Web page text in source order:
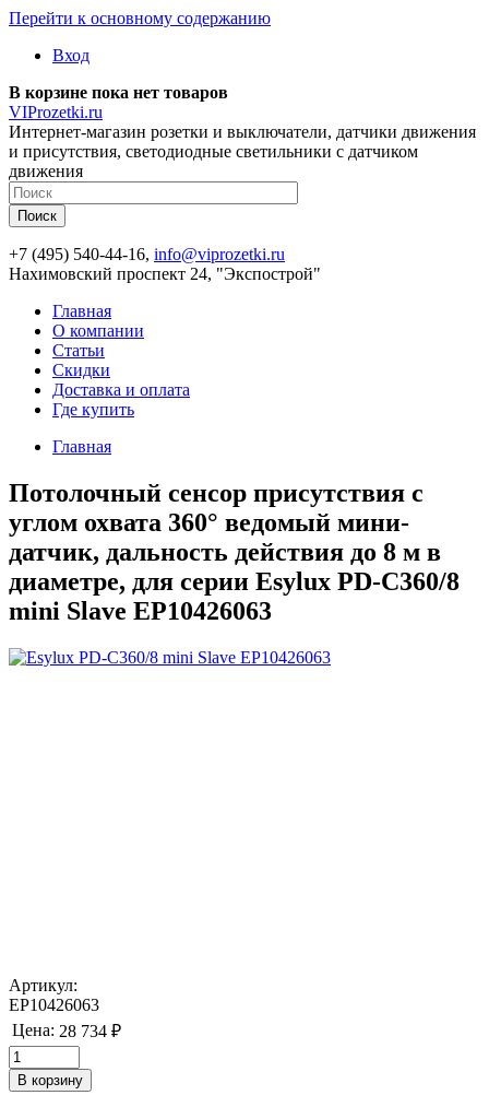
Перейти к основному содержанию
Вход
В корзине пока нет товаров
VIProzetki.ru
Интернет-магазин розетки и выключатели, датчики движения
и присутствия, светодиодные светильники с датчиком
движения
+7 (495) 540-44-16, info@viprozetki.ru
Нахимовский проспект 24, "Экспострой"
Главная
О компании
Статьи
Скидки
Доставка и оплата
Где купить
Главная
Потолочный сенсор присутствия с
углом охвата 360° ведомый мини-
датчик, дальность действия до 8 м в
диаметре, для серии Esylux PD-C360/8
mini Slave EP10426063
Артикул:
EP10426063
Цена: 28 734 ₽